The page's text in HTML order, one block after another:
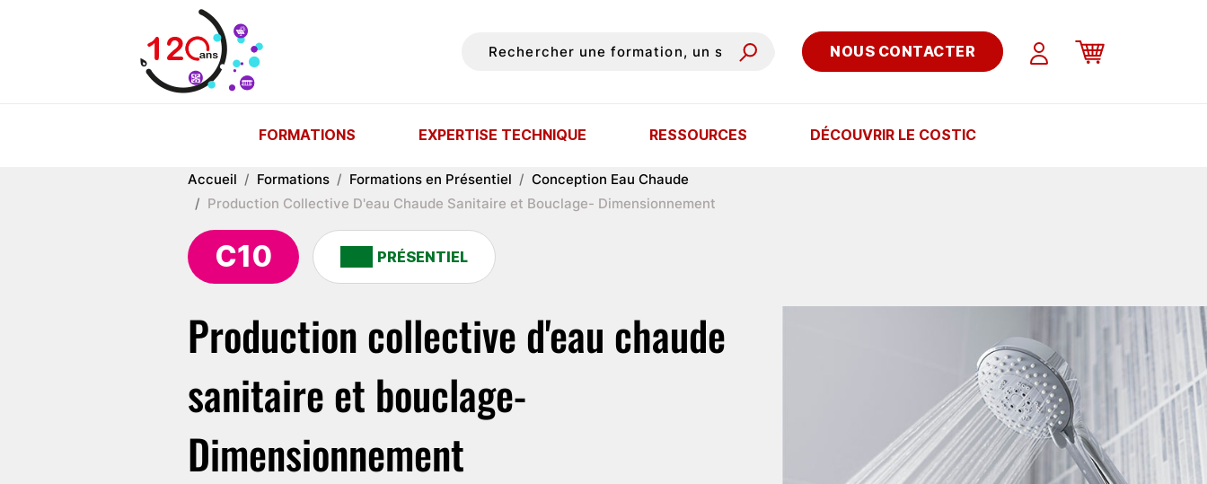
NOUS CONTACTER
FORMATIONS EXPERTISE TECHNIQUE RESSOURCES DÉCOUVRIR LE COSTIC
Accueil Formations Formations en Présentiel
Conception Eau Chaude
Production Collective D'eau Chaude Sanitaire et Bouclage- Dimensionnement
C10 PRÉSENTIEL
Production collective d'eau chaude
sanitaire et bouclage-
Dimensionnement